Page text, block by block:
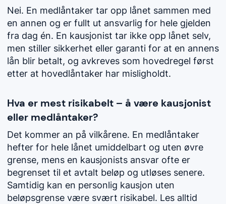
Nei. En medlåntaker tar opp lånet sammen med
en annen og er fullt ut ansvarlig for hele gjelden
fra dag én. En kausjonist tar ikke opp lånet selv,
men stiller sikkerhet eller garanti for at en annens
lån blir betalt, og avkreves som hovedregel først
etter at hovedlåntaker har misligholdt.
Hva er mest risikabelt – å være kausjonist
eller medlåntaker?
Det kommer an på vilkårene. En medlåntaker
hefter for hele lånet umiddelbart og uten øvre
grense, mens en kausjonists ansvar ofte er
begrenset til et avtalt beløp og utløses senere.
Samtidig kan en personlig kausjon uten
beløpsgrense være svært risikabel. Les alltid